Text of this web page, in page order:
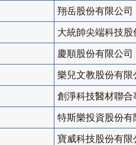
翔岳股份有限公司
大統帥尖端科技股
慶順股份有限公司
樂兒文教股份有限
創淨科技醫材聯合
特斯樂投資股份有
寶威科技股份有限